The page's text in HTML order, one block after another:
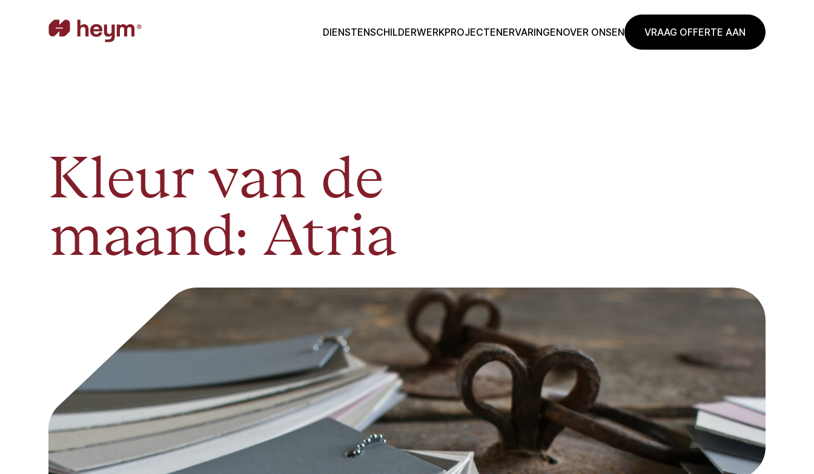
DIENSTENSCHILDERWERKPROJECTENERVARINGENOVER ONSEN VRAAG OFFERTE AAN
Kleur van de
maand: Atria